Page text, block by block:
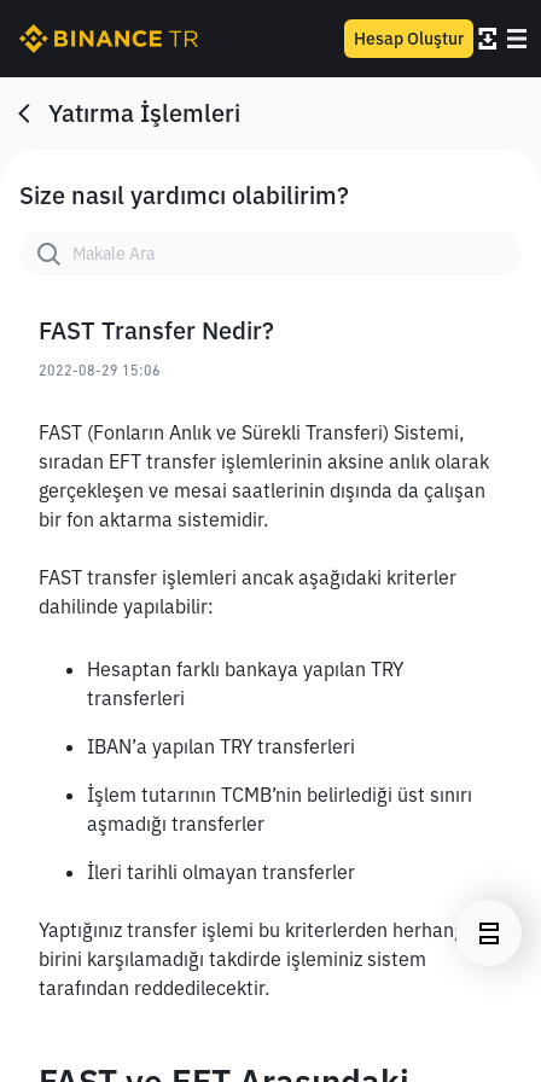
Hesap Oluştur
Yatırma İşlemleri
Size nasıl yardımcı olabilirim?
FAST Transfer Nedir?
2022-08-29 15:06
FAST (Fonların Anlık ve Sürekli Transferi) Sistemi,
sıradan EFT transfer işlemlerinin aksine anlık olarak
gerçekleşen ve mesai saatlerinin dışında da çalışan
bir fon aktarma sistemidir.
FAST transfer işlemleri ancak aşağıdaki kriterler
dahilinde yapılabilir:
Hesaptan farklı bankaya yapılan TRY
transferleri
IBAN’a yapılan TRY transferleri
İşlem tutarının TCMB’nin belirlediği üst sınırı
aşmadığı transferler
İleri tarihli olmayan transferler
Yaptığınız transfer işlemi bu kriterlerden herhangi
birini karşılamadığı takdirde işleminiz sistem
tarafından reddedilecektir.